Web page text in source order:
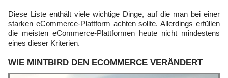
Diese Liste enthält viele wichtige Dinge, auf die man bei einer
starken eCommerce-Plattform achten sollte. Allerdings erfüllen
die meisten eCommerce-Plattformen heute nicht mindestens
eines dieser Kriterien.
WIE MINTBIRD DEN ECOMMERCE VERÄNDERT